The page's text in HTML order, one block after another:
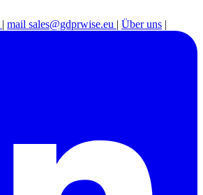
| mail sales@gdprwise.eu | Über uns |